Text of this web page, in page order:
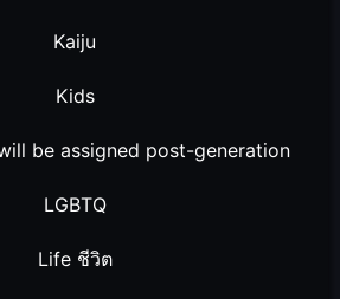
Kaiju
Kids
be assigned post-generation
LGBTQ
Life ชีวิต